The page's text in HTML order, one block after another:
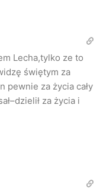
Lecha,tylko ze to
świętym za
pewnie za życia cały
za życia i